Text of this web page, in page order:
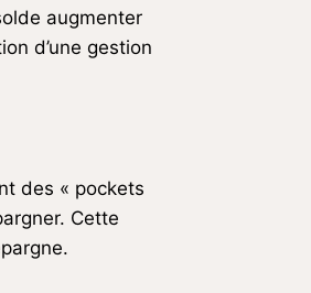
augmenter
d’une gestion
des « pockets
Cette